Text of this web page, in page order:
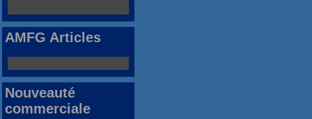
AMFG Articles
Nouveauté
commerciale